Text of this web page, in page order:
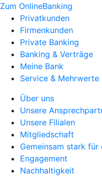
Zum OnlineBanking
Privatkunden
Firmenkunden
Private Banking
Banking & Verträge
Meine Bank
Service & Mehrwerte
Über uns
Unsere
Unsere Filialen
Mitgliedschaft
Gemeinsam stark für
Engagement
Nachhaltigkeit